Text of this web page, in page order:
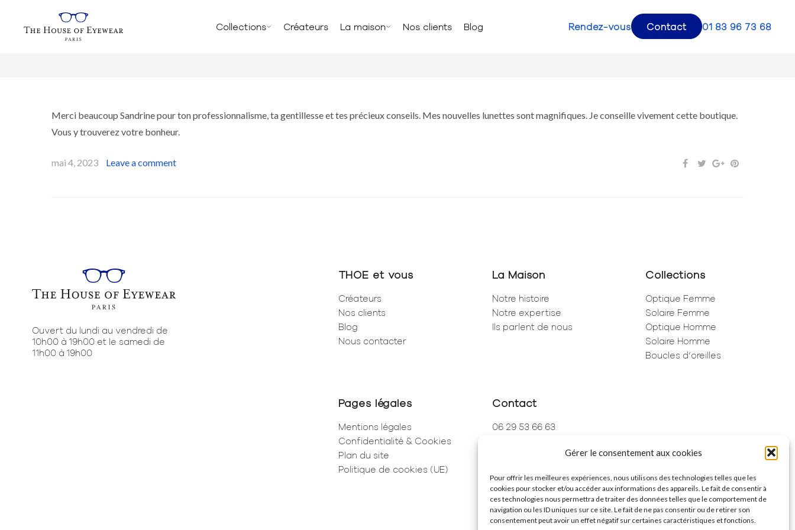
Gérer le consentement aux cookies
Pour offrir les meilleures expériences, nous utilisons des technologies telles que les
cookies pour stocker et/ou accéder aux informations des appareils. Le fait de consentir à
ces technologies nous permettra de traiter des données telles que le comportement de
navigation ou les ID uniques sur ce site. Le fait de ne pas consentir ou de retirer son
consentement peut avoir un effet négatif sur certaines caractéristiques et fonctions.
Collections Créateurs La maison Nos clients Blog Rendez-vous Contact 01 83 96 73 68
Merci beaucoup Sandrine pour ton professionnalisme, ta gentillesse et tes précieux conseils. Mes nouvelles lunettes sont magnifiques. Je conseille vivement cette boutique.
Vous y trouverez votre bonheur.
mai 4, 2023 Leave a comment
Ouvert du lundi au vendredi de
10h00 à 19h00 et le samedi de
11h00 à 19h00
THOE et vous
Créateurs
Nos clients
Blog
Nous contacter
La Maison
Notre histoire
Notre expertise
Ils parlent de nous
Collections
Optique Femme
Solaire Femme
Optique Homme
Solaire Homme
Boucles d’oreilles
Pages légales
Mentions légales
Confidentialité & Cookies
Plan du site
Politique de cookies (UE)
Contact
06 29 53 66 63
250 Rue de Rivoli